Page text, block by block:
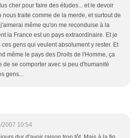
cher pour faire des études... et le devoir
nous traite comme de la merde, et surtout de
même qu'on me reconduise à la
la France est un pays extraordinaire. Et je
gens qui veulent absolument y rester. Et
même le pays des Droits de l'Homme, ça
de se comporter avec si peu d'humanité
gens...
2007 10:54